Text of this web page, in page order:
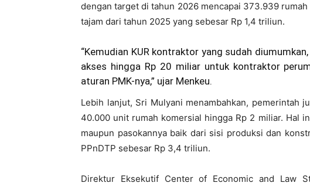
dengan target di tahun 2026 mencapai 373.939
tajam dari tahun 2025 yang sebesar Rp 1,4 triliun.
“Kemudian KUR kontraktor yang sudah
akses hingga Rp 20 miliar untuk kontraktor
aturan PMK-nya,” ujar Menkeu.
Lebih lanjut, Sri Mulyani menambahkan, pemerintah
40.000 unit rumah komersial hingga Rp 2 miliar. Hal
maupun pasokannya baik dari sisi produksi dan
PPnDTP sebesar Rp 3,4 triliun.
Direktur Eksekutif Center of Economic and Law